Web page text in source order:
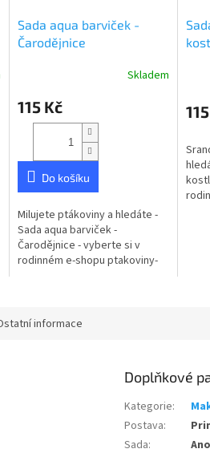
Sada aqua barviček -
Čarodějnice
Skladem
115 Kč
Do košíku
Milujete ptákoviny a hledáte -
Sada aqua barviček -
Čarodějnice - vyberte si v
rodinném e-shopu ptakoviny-
informace
Doplňkové
Kategorie:
Postava:
Sada: Ano